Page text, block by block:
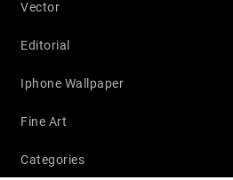
Vector
Editorial
Iphone Wallpaper
Fine Art
Categories